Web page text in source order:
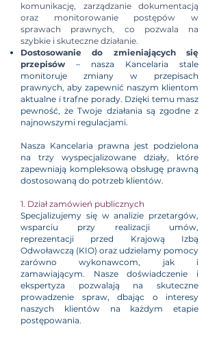
komunikację, zarządzanie dokumentacją
oraz monitorowanie postępów w
sprawach prawnych, co pozwala na
szybkie i skuteczne działanie.
Dostosowanie do zmieniających się
przepisów
– nasza Kancelaria stale
monitoruje zmiany w przepisach
prawnych, aby zapewnić naszym klientom
aktualne i trafne porady. Dzięki temu masz
pewność, że Twoje działania są zgodne z
najnowszymi regulacjami.
Nasza Kancelaria prawna jest podzielona
na trzy wyspecjalizowane działy, które
zapewniają kompleksową obsługę prawną
dostosowaną do potrzeb klientów.
1. Dział zamówień publicznych
Specjalizujemy się w analizie przetargów,
wsparciu przy realizacji umów,
reprezentacji przed Krajową Izbą
Odwoławczą (KIO) oraz udzielamy pomocy
zarówno wykonawcom, jak i
zamawiającym. Nasze doświadczenie i
ekspertyza pozwalają na skuteczne
prowadzenie spraw, dbając o interesy
naszych klientów na każdym etapie
postępowania.